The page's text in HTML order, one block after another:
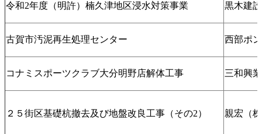
令和2年度（明許）楠久津地区浸水対策事業 黒木建
古賀市汚泥再生処理センター 西部ポ
コナミスポーツクラブ大分明野店解体工事 三和興
２５街区基礎杭撤去及び地盤改良工事（その2） 親宏（